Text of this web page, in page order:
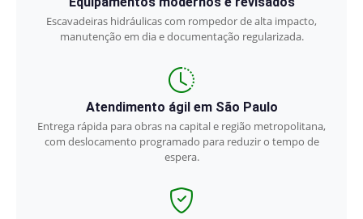
Escavadeiras hidráulicas com rompedor de alta impacto,
manutenção em dia e documentação regularizada.
Atendimento ágil em São Paulo
Entrega rápida para obras na capital e região metropolitana,
com deslocamento programado para reduzir o tempo de
espera.